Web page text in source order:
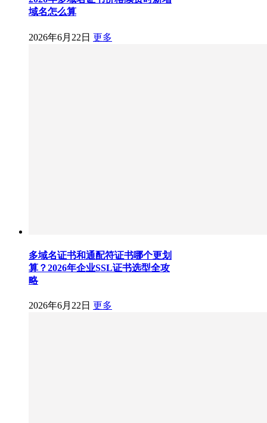
域名怎么算
2026年6月22日 更多
多域名证书和通配符证书哪个更划
算？2026年企业SSL证书选型全攻
略
2026年6月22日 更多